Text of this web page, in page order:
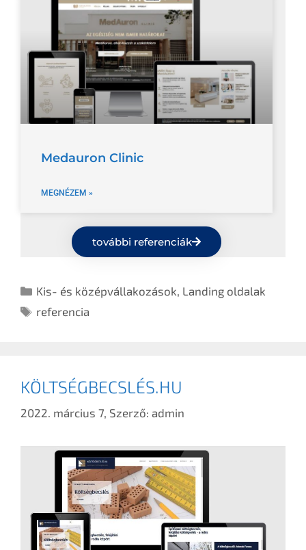
Medauron Clinic
MEGNÉZEM »
további referenciák
Kis- és középvállakozások Landing oldalak
referencia
KÖLTSÉGBECSLÉS.HU
2022. március 7, Szerző: admin